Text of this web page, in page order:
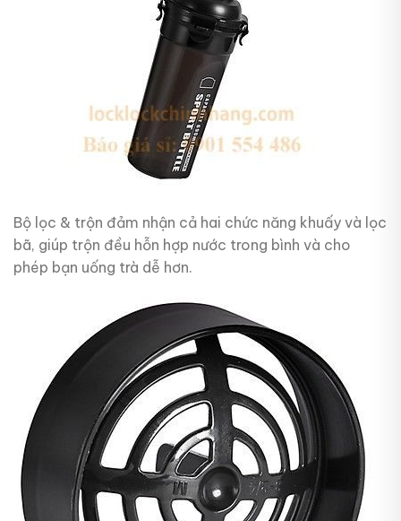
Bộ lọc & trộn đảm nhận cả hai chức năng khuấy và lọc
bã, giúp trộn đều hỗn hợp nước trong bình và cho
phép bạn uống trà dễ hơn.